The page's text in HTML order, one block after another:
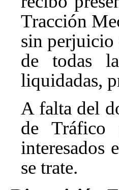
Tracción
sin perjuicio
de todas
liquidadas,
A falta del
de Tráfico
interesados
se trate.